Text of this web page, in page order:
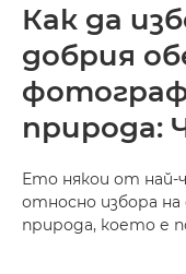
Как да
добрия
природа:
Ето някои от най-
относно избора на
природа, което е